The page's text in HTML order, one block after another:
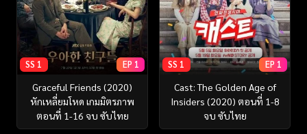
SS 1 EP 1
Graceful Friends (2020)
หักเหลี่ยมโหด เกมมิตรภาพ
ตอนที่ 1-16 จบ ซับไทย
SS 1 EP 1
Cast: The Golden Age of
Insiders (2020) ตอนที่ 1-8
จบ ซับไทย